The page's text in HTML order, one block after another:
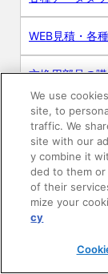
WEB見積・各
交換用部品の
修理・点検
お問い合わせ
ログイン
建築・設計関
We use
site, to
traffic. We
site with our
y combine it
ded to them
of their
mize your
cy